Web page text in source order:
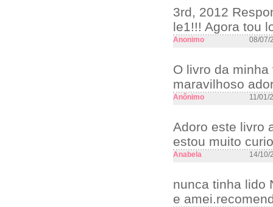
3rd, 2012
le1!!! Agora tou
Anonimo 08/07/
O livro da minha
maravilhoso
Anônimo 11/01/
Adoro este livro
estou muito
Anabela 14/10/
nunca tinha lido
e